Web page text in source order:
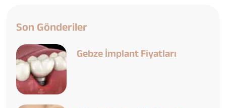
Son Gönderiler
Gebze İmplant Fiyatları